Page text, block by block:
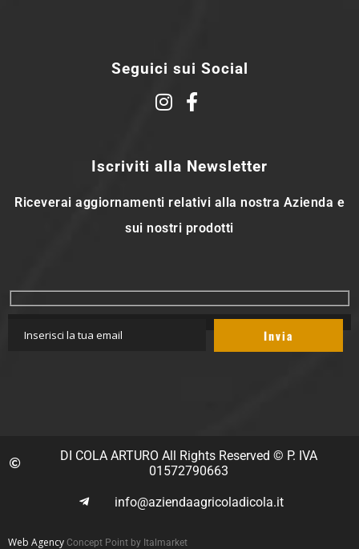
Seguici sui Social
Iscriviti alla Newsletter
Riceverai aggiornamenti relativi alla nostra Azienda e
sui nostri prodotti
DI COLA ARTURO All Rights Reserved © P. IVA
01572790663
info@aziendaagricoladicola.it
Web Agency Concept Point by Italmarket